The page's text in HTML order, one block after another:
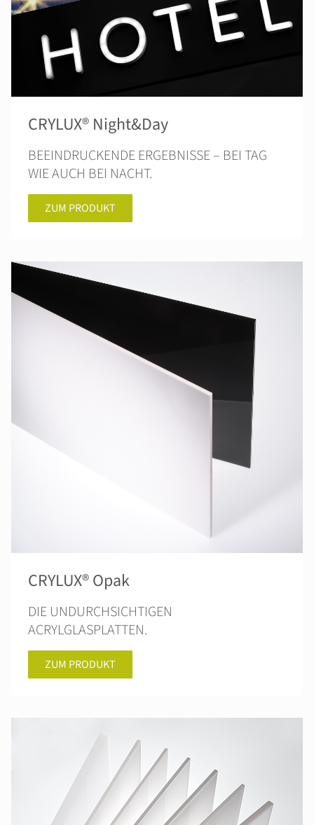
CRYLUX® Night&Day
BEEINDRUCKENDE ERGEBNISSE – BEI TAG
WIE AUCH BEI NACHT.
ZUM PRODUKT
CRYLUX® Opak
DIE UNDURCHSICHTIGEN
ACRYLGLASPLATTEN.
ZUM PRODUKT